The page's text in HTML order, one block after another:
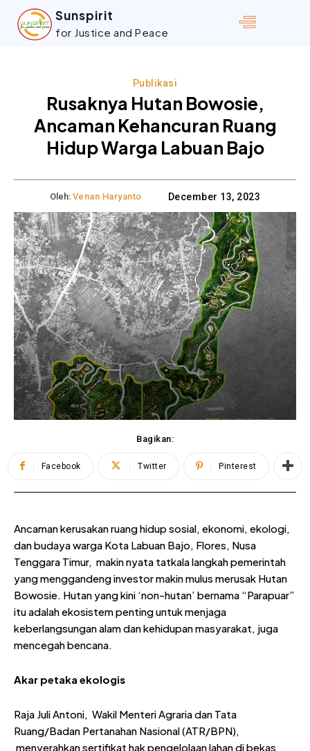
Sunspirit
for Justice and Peace
Publikasi
Rusaknya Hutan Bowosie,
Ancaman Kehancuran Ruang
Hidup Warga Labuan Bajo
Oleh: Venan Haryanto December 13, 2023
Bagikan:
Facebook Twitter Pinterest
Ancaman kerusakan ruang hidup sosial, ekonomi, ekologi,
dan budaya warga Kota Labuan Bajo, Flores, Nusa
Tenggara Timur, makin nyata tatkala langkah pemerintah
yang menggandeng investor makin mulus merusak Hutan
Bowosie. Hutan yang kini ‘non-hutan’ bernama “Parapuar”
itu adalah ekosistem penting untuk menjaga
keberlangsungan alam dan kehidupan masyarakat, juga
mencegah bencana.
Akar petaka ekologis
Raja Juli Antoni, Wakil Menteri Agraria dan Tata
Ruang/Badan Pertanahan Nasional (ATR/BPN),
menyerahkan sertifikat hak pengelolaan lahan di bekas